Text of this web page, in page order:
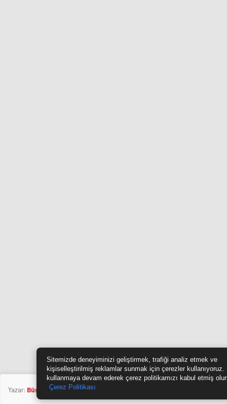
Yazar: Büşra Ünlü
Sitemizde deneyiminizi geliştirmek, trafiği analiz etmek ve
kişiselleştirilmiş reklamlar sunmak için çerezler kullanıyoruz.
kullanmaya devam ederek çerez politikamızı kabul etmiş
Çerez Politikası